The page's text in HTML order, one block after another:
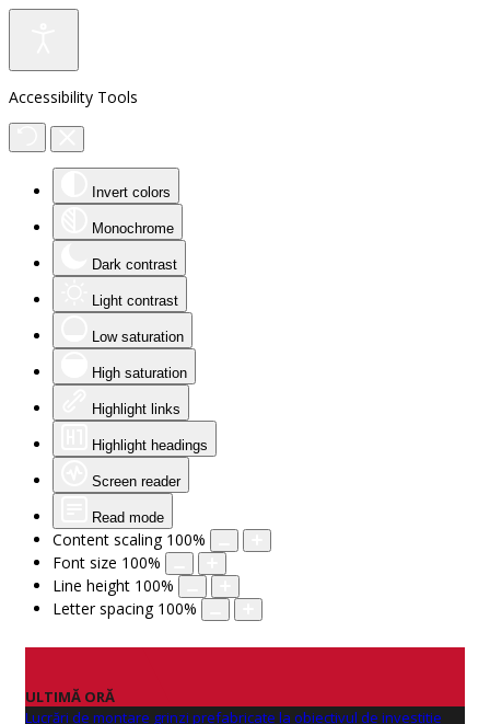
Accessibility Tools
Invert colors
Monochrome
Dark contrast
Light contrast
Low saturation
High saturation
Highlight links
Highlight headings
Screen reader
Read mode
Content scaling 100%
Font size 100%
Line height 100%
Letter spacing 100%
ULTIMĂ ORĂ
Lucrări de montare grinzi prefabricate la obiectivul de investitie